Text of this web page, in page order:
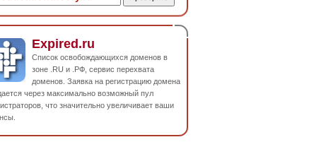
Expired.ru
Список освобождающихся доменов в
зоне .RU и .РФ, сервис перехвата
доменов. Заявка на регистрацию домена
через максимально возможный пул
что значительно увеличивает ваши